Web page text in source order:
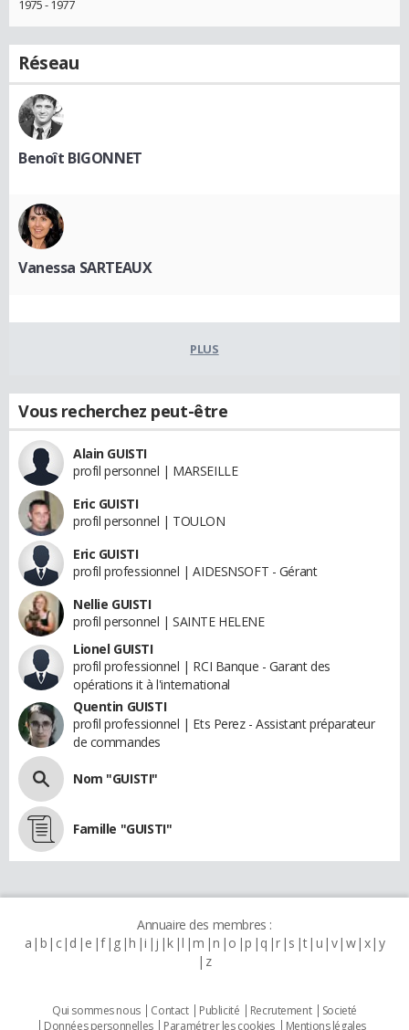
1975 - 1977
Réseau
Benoît BIGONNET
Vanessa SARTEAUX
PLUS
Vous recherchez peut-être
Alain GUISTI
profil personnel | MARSEILLE
Eric GUISTI
profil personnel | TOULON
Eric GUISTI
profil professionnel | AIDESNSOFT - Gérant
Nellie GUISTI
profil personnel | SAINTE HELENE
Lionel GUISTI
profil professionnel | RCI Banque - Garant des
opérations it à l'international
Quentin GUISTI
profil professionnel | Ets Perez - Assistant préparateur
de commandes
Nom "GUISTI"
Famille "GUISTI"
Annuaire des membres :
a b c d e f g h i j k l m n o p q r s t u v w x y
z
Qui sommes nous Contact Publicité Recrutement
Societé
Données personnelles
Paramétrer les cookies Mentions légales